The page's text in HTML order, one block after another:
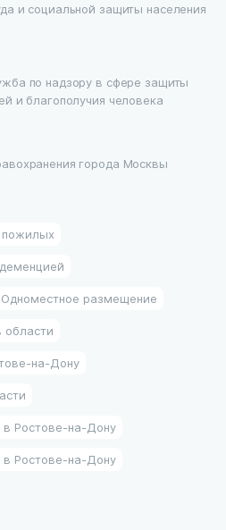
и социальной защиты населения
по надзору в сфере защиты
и благополучия человека
города Москвы
пожилых
Одноместное размещение
области
на-Дону
Ростове-на-Дону
Ростове-на-Дону